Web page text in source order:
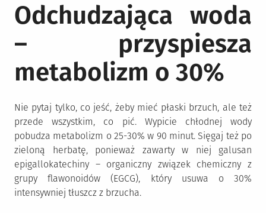
Odchudzająca woda
– przyspiesza
metabolizm o 30%
Nie pytaj tylko, co jeść, żeby mieć płaski brzuch, ale też
przede wszystkim, co pić. Wypicie chłodnej wody
pobudza metabolizm o 25-30% w 90 minut. Sięgaj też po
zieloną herbatę, ponieważ zawarty w niej galusan
epigallokatechiny – organiczny związek chemiczny z
grupy flawonoidów (EGCG), który usuwa o 30%
intensywniej tłuszcz z brzucha.